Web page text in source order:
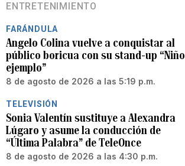
ENTRETENIMIENTO
FARÁNDULA
Angelo Colina vuelve a conquistar al
público boricua con su stand-up “Niño
ejemplo”
8 de agosto de 2026 a las 5:19 p.m.
TELEVISIÓN
Sonia Valentín sustituye a Alexandra
Lúgaro y asume la conducción de
“Última Palabra” de TeleOnce
8 de agosto de 2026 a las 4:30 p.m.